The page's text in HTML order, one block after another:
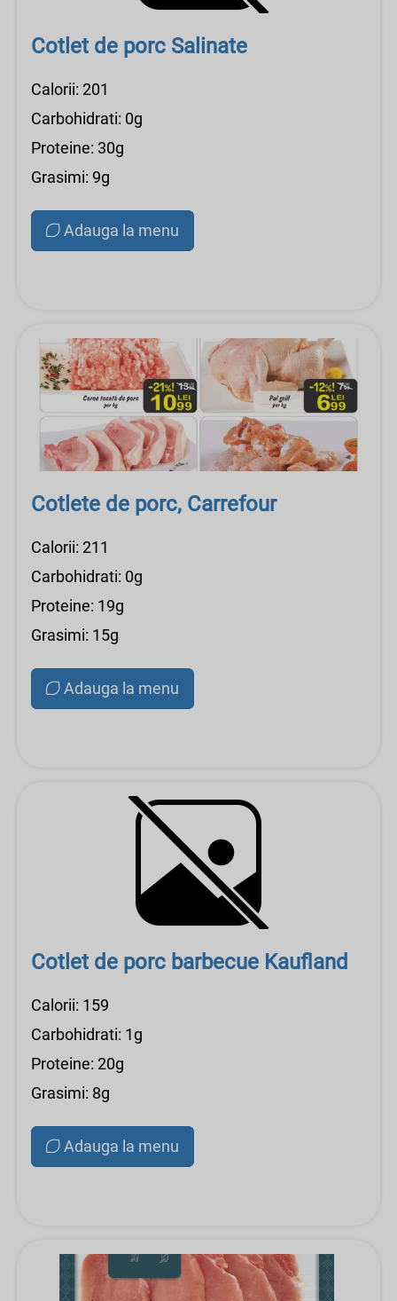
Cotlet de porc Salinate
Calorii: 201
Carbohidrati: 0g
Proteine: 30g
Grasimi: 9g
Adauga la menu
Cotlete de porc, Carrefour
Calorii: 211
Carbohidrati: 0g
Proteine: 19g
Grasimi: 15g
Adauga la menu
Cotlet de porc barbecue Kaufland
Calorii: 159
Carbohidrati: 1g
Proteine: 20g
Grasimi: 8g
Adauga la menu